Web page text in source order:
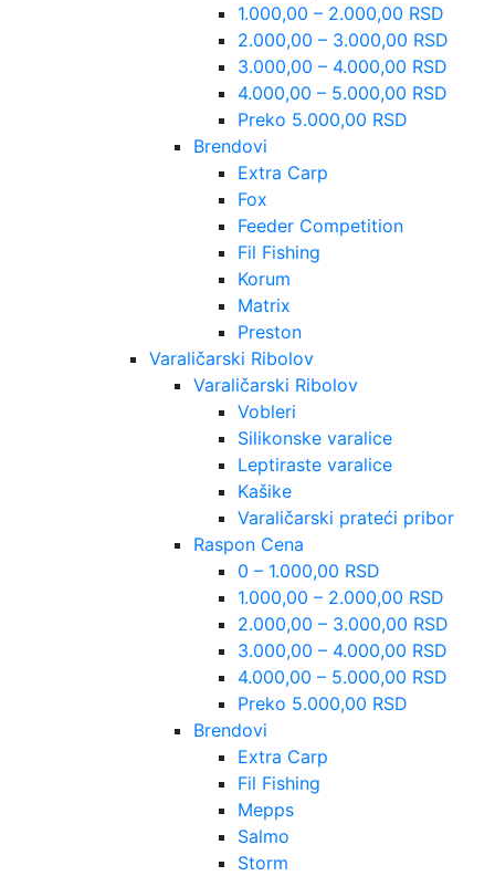
1.000,00 – 2.000,00 RSD
2.000,00 – 3.000,00 RSD
3.000,00 – 4.000,00 RSD
4.000,00 – 5.000,00 RSD
Preko 5.000,00 RSD
Brendovi
Extra Carp
Fox
Feeder Competition
Fil Fishing
Korum
Matrix
Preston
Varaličarski Ribolov
Varaličarski Ribolov
Vobleri
Silikonske varalice
Leptiraste varalice
Kašike
Varaličarski prateći pribor
Raspon Cena
0 – 1.000,00 RSD
1.000,00 – 2.000,00 RSD
2.000,00 – 3.000,00 RSD
3.000,00 – 4.000,00 RSD
4.000,00 – 5.000,00 RSD
Preko 5.000,00 RSD
Brendovi
Extra Carp
Fil Fishing
Mepps
Salmo
Storm